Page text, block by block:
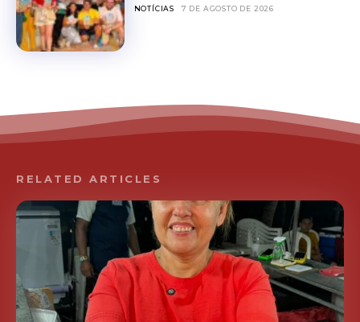
NOTÍCIAS 7 DE AGOSTO DE 2026
RELATED ARTICLES